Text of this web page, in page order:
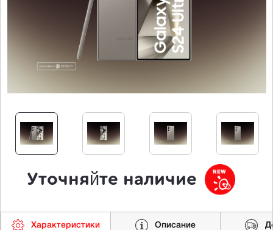
Уточняйте наличие
Характеристики Описание